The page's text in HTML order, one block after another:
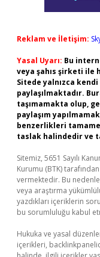
Reklam ve İletişim:
Yasal Uyarı: Bu
veya şahıs şirketi ile
Sitede yalnızca kendi
paylaşılmaktadır.
taşımamakta olup,
paylaşım
benzerlikleri
taslak halindedir ve
Sitemiz, 5651 Sayılı
Kurumu (BTK)
vermektedir. Bu
veya araştırma
yazdıkları içeriklerin
bu sorumluluğu kabul
Hukuka ve yasal
içerikleri,